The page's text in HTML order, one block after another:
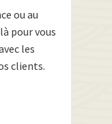
ou au
pour vous
les
clients.